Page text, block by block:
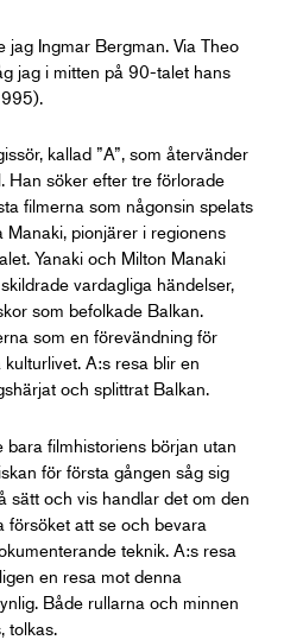
jag Ingmar Bergman. Via Theo
jag i mitten på 90-talet hans
kallad ”A”, som återvänder
Han söker efter tre förlorade
filmerna som någonsin spelats
Manaki, pionjärer i regionens
Yanaki och Milton Manaki
vardagliga händelser,
som befolkade Balkan.
som en förevändning för
A:s resa blir en
och splittrat Balkan.
filmhistoriens början utan
för första gången såg sig
sätt och vis handlar det om den
försöket att se och bevara
teknik. A:s resa
en resa mot denna
Både rullarna och minnen
tolkas.